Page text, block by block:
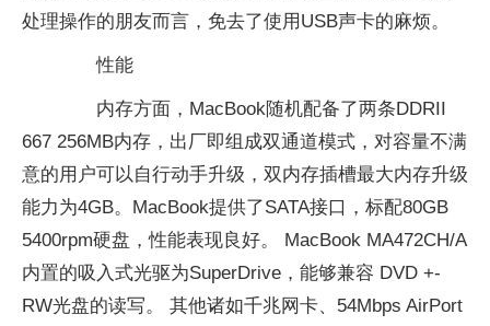
处理操作的朋友而言，免去了使用USB声卡的麻烦。
性能
内存方面，MacBook随机配备了两条DDRII
667 256MB内存，出厂即组成双通道模式，对容量不满
意的用户可以自行动手升级，双内存插槽最大内存升级
能力为4GB。MacBook提供了SATA接口，标配80GB
5400rpm硬盘，性能表现良好。 MacBook MA472CH/A
内置的吸入式光驱为SuperDrive，能够兼容 DVD +-
RW光盘的读写。 其他诸如千兆网卡、54Mbps AirPort